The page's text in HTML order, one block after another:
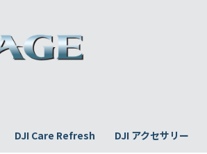
DJI Care Refresh DJI アクセサリー